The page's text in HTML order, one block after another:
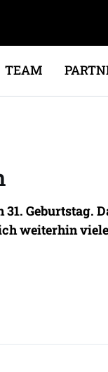
TEAM
31.
weiterhin